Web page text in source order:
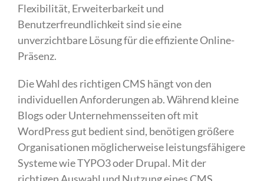
Flexibilität, Erweiterbarkeit und
Benutzerfreundlichkeit sind sie eine
unverzichtbare Lösung für die effiziente Online-
Präsenz.
Die Wahl des richtigen CMS hängt von den
individuellen Anforderungen ab. Während kleine
Blogs oder Unternehmensseiten oft mit
WordPress gut bedient sind, benötigen größere
Organisationen möglicherweise leistungsfähigere
Systeme wie TYPO3 oder Drupal. Mit der